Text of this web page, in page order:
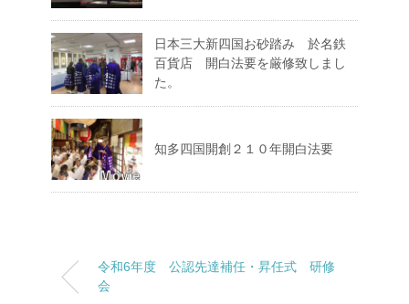
日本三大新四国お砂踏み 於名鉄
百貨店 開白法要を厳修致しまし
た。
知多四国開創２１０年開白法要
令和6年度 公認先達補任・昇任式 研修
会